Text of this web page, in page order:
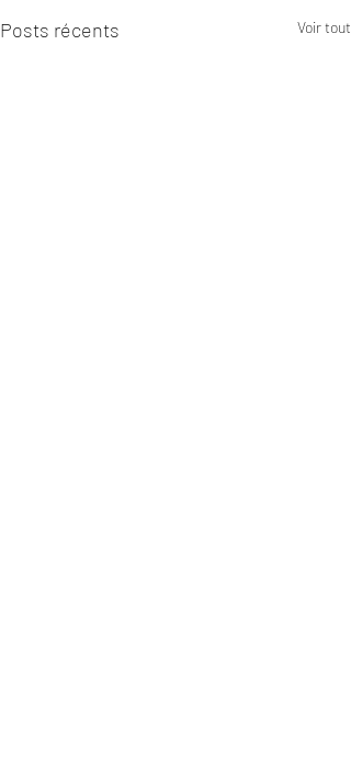
Posts récents Voir tout